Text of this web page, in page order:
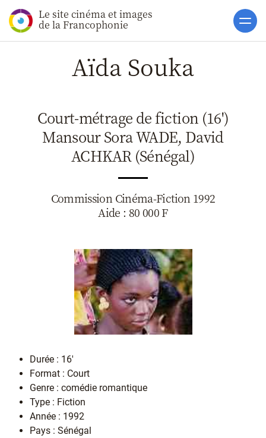
Le site cinéma et images
de la Francophonie Accueil
Actualités
Soutiens
Catalogue
Clap ACP
Boites à
Aïda Souka
Court-métrage de fiction (16')
Mansour Sora WADE, David
ACHKAR (Sénégal)
Commission Cinéma-Fiction 1992
Aide : 80 000 F
Durée : 16'
Format : Court
Genre : comédie romantique
Type : Fiction
Année : 1992
Pays : Sénégal